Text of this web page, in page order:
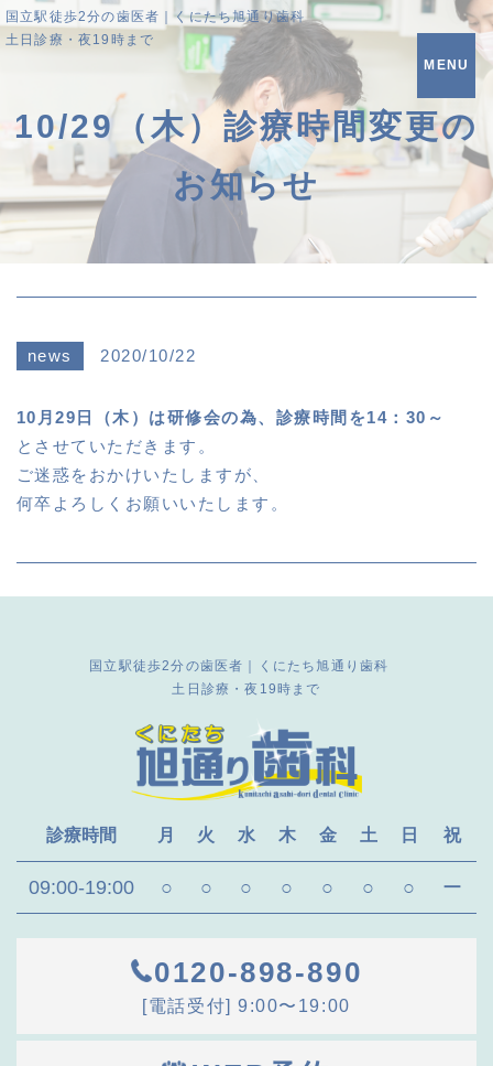
国立駅徒歩2分の歯医者｜くにたち旭通り歯科
土日診療・夜19時まで
MENU
10/29（木）診療時間変更の
お知らせ
news 2020/10/22
10月29日（木）は研修会の為、診療時間を14：30～
とさせていただきます。
ご迷惑をおかけいたしますが、
何卒よろしくお願いいたします。
国立駅徒歩2分の歯医者｜くにたち旭通り歯科
土日診療・夜19時まで
診療時間 月 火 水 木 金 土 日 祝
09:00-19:00 ○ ○ ○ ○ ○ ○ ○ ー
0120-898-890
[電話受付] 9:00〜19:00